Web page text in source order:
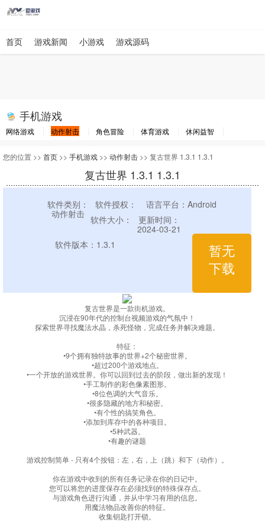
首页 游戏新闻 小游戏 游戏源码
手机游戏
网络游戏 动作射击 角色冒险 体育游戏
休闲益智
您的位置 >> 首页 >> 手机游戏 >> 动作射击 >> 复古世界 1.3.1 1.3.1
复古世界 1.3.1 1.3.1
软件类别：
动作射击
软件授权：
语言平台：Android
软件大小：
更新时间：
2024-03-21
软件版本：1.3.1
暂无
下载
复古世界是一款街机游戏。
沉浸在90年代的控制台视频游戏的气氛中！
探索世界寻找魔法水晶，杀死怪物，完成任务并解决难题。
特征：
•9个拥有独特故事的世界+2个秘密世界。
•超过200个游戏地点。
•一个开放的游戏世界。你可以回到过去的阶段，做出新的发现！
•手工制作的彩色像素图形。
•8位色调的大气音乐。
•很多隐藏的地方和秘密。
•有个性的搞笑角色。
•添加到库存中的各种项目。
•5种武器。
•有趣的谜题
游戏控制简单 - 只有4个按钮：左，右，上（跳）和下（动作）。
你在游戏中收到的所有任务记录在你的日记中。
您可以将您的进度保存在必须找到的特殊保存点。
与游戏角色进行沟通，并从中学习有用的信息。
用魔法物品改善你的特征。
收集钥匙打开锁。